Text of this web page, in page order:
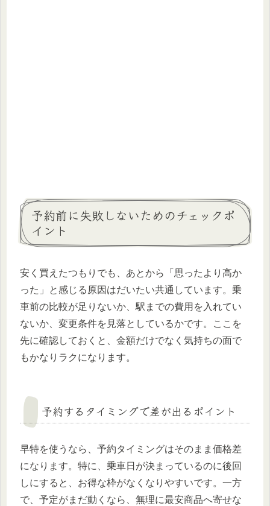
予約前に失敗しないためのチェックポ
イント
安く買えたつもりでも、あとから「思ったより高か
った」と感じる原因はだいたい共通しています。乗
車前の比較が足りないか、駅までの費用を入れてい
ないか、変更条件を見落としているかです。ここを
先に確認しておくと、金額だけでなく気持ちの面で
もかなりラクになります。
予約するタイミングで差が出るポイント
早特を使うなら、予約タイミングはそのまま価格差
になります。特に、乗車日が決まっているのに後回
しにすると、お得な枠がなくなりやすいです。一方
で、予定がまだ動くなら、無理に最安商品へ寄せな